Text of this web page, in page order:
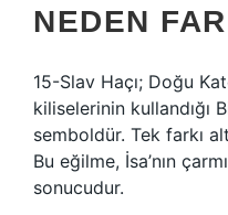
NEDEN
15-Slav Haçı; Doğu
kiliselerinin kullandığı
semboldür. Tek farkı
Bu eğilme, İsa’nın
sonucudur.